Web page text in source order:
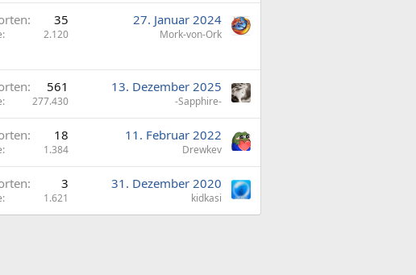
35
2.120
27. Januar 2024
Mork-von-Ork
561
277.430
13. Dezember 2025
-Sapphire-
18
1.384
11. Februar 2022
Drewkev
3
1.621
31. Dezember 2020
kidkasi